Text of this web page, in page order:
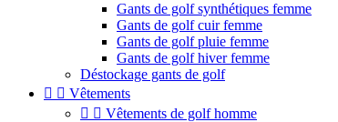
Gants de golf synthétiques femme
Gants de golf cuir femme
Gants de golf pluie femme
Gants de golf hiver femme
Déstockage gants de golf
  Vêtements
  Vêtements de golf homme